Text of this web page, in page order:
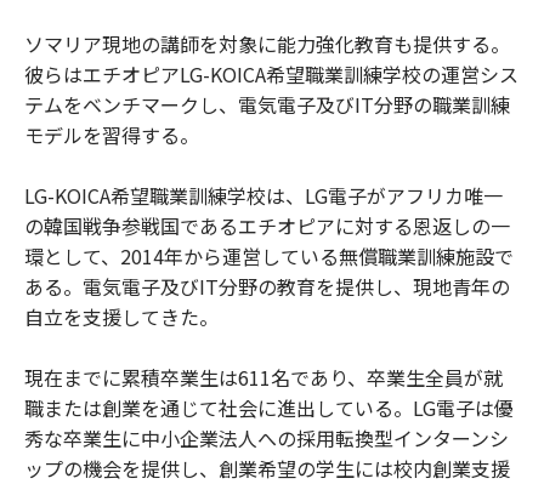
ソマリア現地の講師を対象に能力強化教育も提供する。
彼らはエチオピアLG-KOICA希望職業訓練学校の運営シス
テムをベンチマークし、電気電子及びIT分野の職業訓練
モデルを習得する。
LG-KOICA希望職業訓練学校は、LG電子がアフリカ唯一
の韓国戦争参戦国であるエチオピアに対する恩返しの一
環として、2014年から運営している無償職業訓練施設で
ある。電気電子及びIT分野の教育を提供し、現地青年の
自立を支援してきた。
現在までに累積卒業生は611名であり、卒業生全員が就
職または創業を通じて社会に進出している。LG電子は優
秀な卒業生に中小企業法人への採用転換型インターンシ
ップの機会を提供し、創業希望の学生には校内創業支援